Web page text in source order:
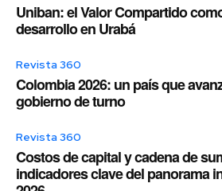
Uniban: el Valor Compartido
desarrollo en Urabá
Revista 360
Colombia 2026: un país que
gobierno de turno
Revista 360
Costos de capital y cadena de
indicadores clave del panorama